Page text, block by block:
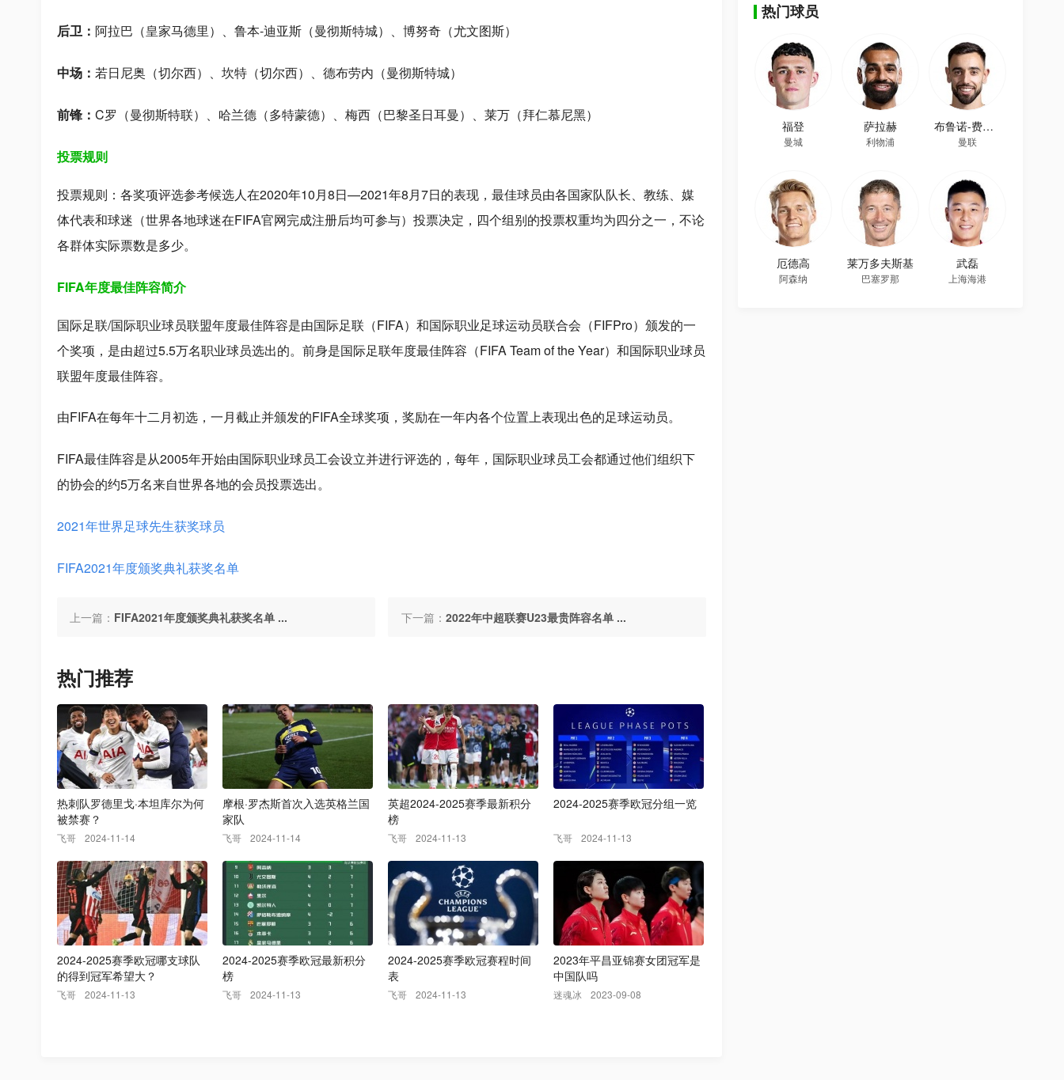
后卫： 阿拉巴（皇家马德里）、鲁本-迪亚斯（曼彻斯特城）、博努奇（尤文图斯）
中场： 若日尼奥（切尔西）、坎特（切尔西）、德布劳内（曼彻斯特城）
前锋： C罗（曼彻斯特联）、哈兰德（多特蒙德）、梅西（巴黎圣日耳曼）、莱万（拜仁慕尼黑）
投票规则
投票规则：各奖项评选参考候选人在2020年10月8日—2021年8月7日的表现，最佳球员由各国家队队长、教练、媒
体代表和球迷（世界各地球迷在FIFA官网完成注册后均可参与）投票决定，四个组别的投票权重均为四分之一，不论
各群体实际票数是多少。
FIFA年度最佳阵容简介
国际足联/国际职业球员联盟年度最佳阵容是由国际足联（FIFA）和国际职业足球运动员联合会（FIFPro）颁发的一
个奖项，是由超过5.5万名职业球员选出的。前身是国际足联年度最佳阵容（FIFA Team of the Year）和国际职业球员
联盟年度最佳阵容。
由FIFA在每年十二月初选，一月截止并颁发的FIFA全球奖项，奖励在一年内各个位置上表现出色的足球运动员。
FIFA最佳阵容是从2005年开始由国际职业球员工会设立并进行评选的，每年，国际职业球员工会都通过他们组织下
的协会的约5万名来自世界各地的会员投票选出。
2021年世界足球先生获奖球员
FIFA2021年度颁奖典礼获奖名单
上一篇： FIFA2021年度颁奖典礼获奖名单 ... 下一篇： 2022年中超联赛U23最贵阵容名单 ...
热门推荐
热刺队罗德里戈·本坦库尔为何
被禁赛？
飞哥 2024-11-14
摩根·罗杰斯首次入选英格兰国
家队
飞哥 2024-11-14
英超2024-2025赛季最新积分
榜
飞哥 2024-11-13
2024-2025赛季欧冠分组一览
飞哥 2024-11-13
2024-2025赛季欧冠哪支球队
的得到冠军希望大？
飞哥 2024-11-13
2024-2025赛季欧冠最新积分
榜
飞哥 2024-11-13
2024-2025赛季欧冠赛程时间
表
飞哥 2024-11-13
2023年平昌亚锦赛女团冠军是
中国队吗
迷魂冰 2023-09-08
热门球员
福登
曼城
萨拉赫
利物浦
布鲁诺-费尔南德斯
曼联
厄德高
阿森纳
莱万多夫斯基
巴塞罗那
武磊
上海海港